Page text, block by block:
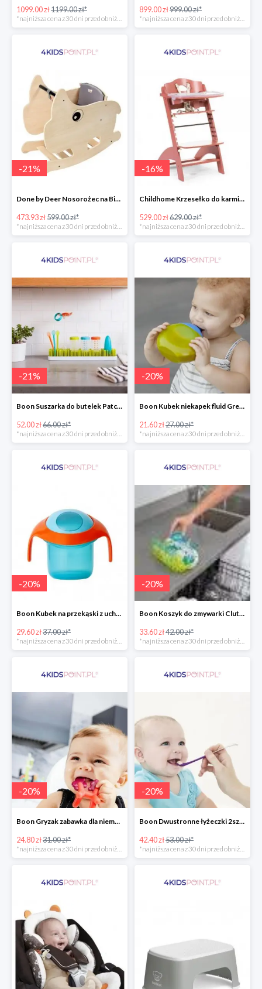
1099.00 zł1199.00 zł*
*najniższa cena z 30 dni przed obniżką
899.00 zł999.00 zł*
*najniższa cena z 30 dni przed obniżką
-21%
Done by Deer Nosorożec na Biegunach
473.93 zł599.00 zł*
-16%
Childhome Krzesełko do karmienia Lambda 3 ceglaste
529.00 zł629.00 zł*
-21%
Boon Suszarka do butelek Patch -20%
52.00 zł66.00 zł*
*najniższa cena z 30 dni przed obniżką
-20%
Boon Kubek niekapek fluid Green/Blue -20%
21.60 zł27.00 zł*
*najniższa cena z 30 dni przed obniżką
-20%
Boon Kubek na przekąski z uchwytami -20%
29.60 zł37.00 zł*
*najniższa cena z 30 dni przed obniżką
-20%
Boon Koszyk do zmywarki Clutch -20%
33.60 zł42.00 zł*
*najniższa cena z 30 dni przed obniżką
-20%
Boon Gryzak zabawka dla niemowlaka jednorożec Prance -20%
24.80 zł31.00 zł*
-20%
Boon Dwustronne łyżeczki 2szt. Orange -20%
42.40 zł53.00 zł*